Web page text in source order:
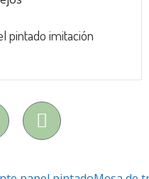
pintado imitación